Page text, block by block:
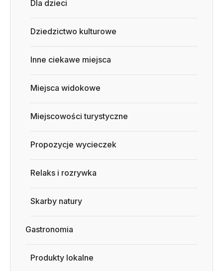
Dla dzieci
Dziedzictwo kulturowe
Inne ciekawe miejsca
Miejsca widokowe
Miejscowości turystyczne
Propozycje wycieczek
Relaks i rozrywka
Skarby natury
Gastronomia
Produkty lokalne